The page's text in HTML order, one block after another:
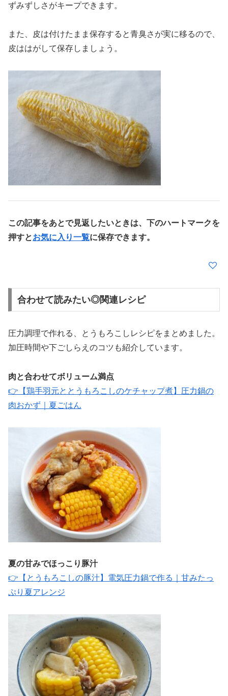
ずみずしさがキープできます。
また、皮は付けたまま保存すると青臭さが実に移るので、
皮ははがして保存しましょう。
この記事をあとで見返したいときは、下のハートマークを
押すとお気に入り一覧に保存できます。
合わせて読みたい◎関連レシピ
圧力調理で作れる、とうもろこしレシピをまとめました。
加圧時間や下ごしらえのコツも紹介しています。
肉と合わせてボリューム満点
👉【鶏手羽元ととうもろこしのケチャップ煮】圧力鍋の
肉おかず｜夏ごはん
夏の甘みでほっこり豚汁
👉【とうもろこしの豚汁】電気圧力鍋で作る｜甘みたっ
ぷり夏アレンジ